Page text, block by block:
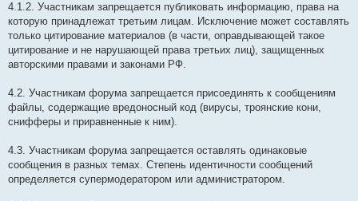
4.1.2. Участникам запрещается публиковать информацию, права на
которую принадлежат третьим лицам. Исключение может составлять
только цитирование материалов (в части, оправдывающей такое
цитирование и не нарушающей права третьих лиц), защищенных
авторскими правами и законами РФ.
4.2. Участникам форума запрещается присоединять к сообщениям
файлы, содержащие вредоносный код (вирусы, троянские кони,
снифферы и приравненные к ним).
4.3. Участникам форума запрещается оставлять одинаковые
сообщения в разных темах. Степень идентичности сообщений
определяется супермодератором или администратором.